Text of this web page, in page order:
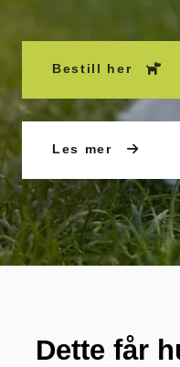
Bestill her
Les mer
Dette får